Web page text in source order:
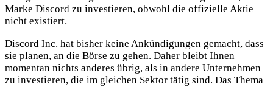
Marke Discord zu investieren, obwohl die offizielle Aktie
nicht existiert.
Discord Inc. hat bisher keine Ankündigungen gemacht, dass
sie planen, an die Börse zu gehen. Daher bleibt Ihnen
momentan nichts anderes übrig, als in andere Unternehmen
zu investieren, die im gleichen Sektor tätig sind. Das Thema